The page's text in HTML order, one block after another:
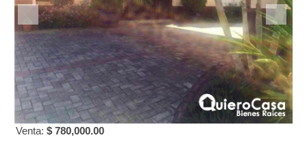
Venta: $ 780,000.00